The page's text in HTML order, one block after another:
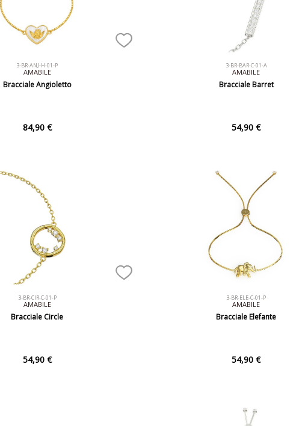
3-BR-ANJ-H-01-P
AMABILE
Bracciale Angioletto
84,90 €
3-BR-BAR-C-01-A
AMABILE
Bracciale Barret
54,90 €
3-BR-CIR-C-01-P
AMABILE
Bracciale Circle
54,90 €
3-BR-ELE-C-01-P
AMABILE
Bracciale Elefante
54,90 €